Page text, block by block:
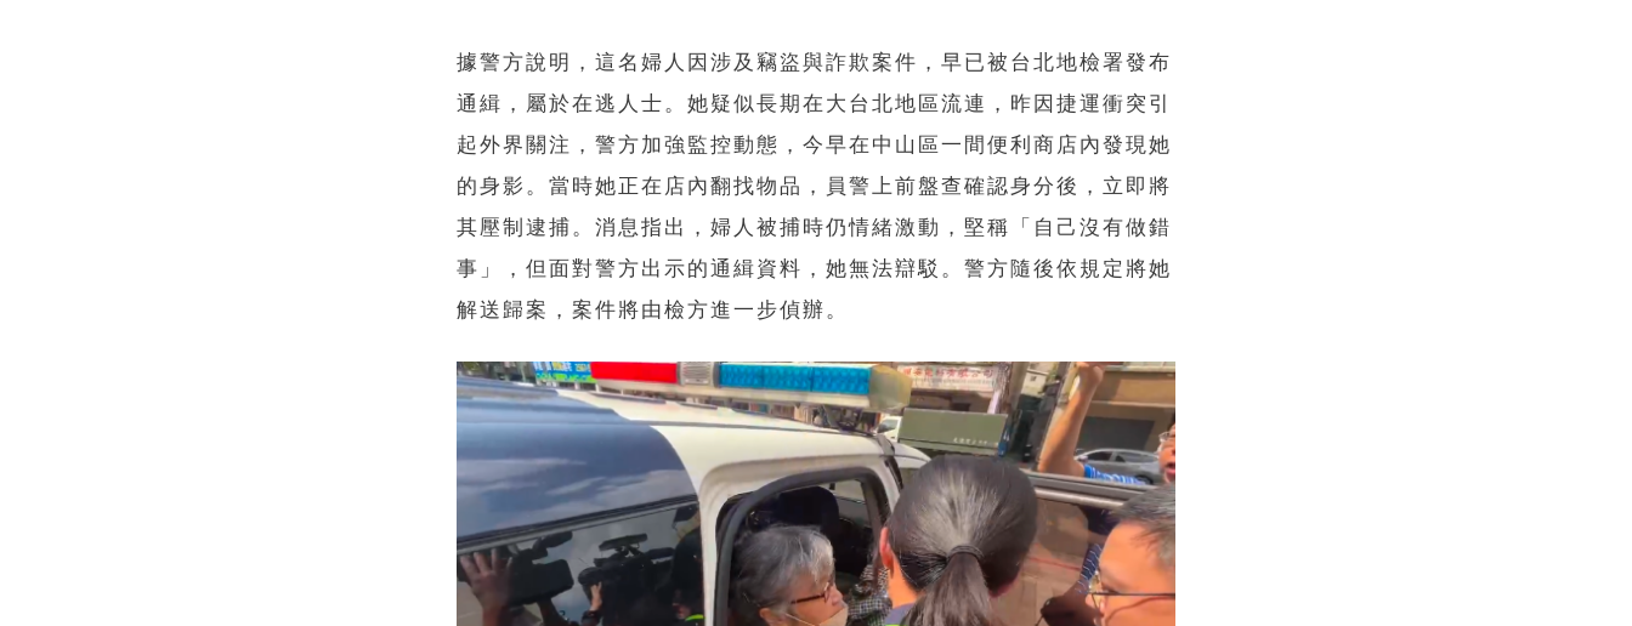
據警方說明，這名婦人因涉及竊盜與詐欺案件，早已被台北地檢署發布
通緝，屬於在逃人士。她疑似長期在大台北地區流連，昨因捷運衝突引
起外界關注，警方加強監控動態，今早在中山區一間便利商店內發現她
的身影。當時她正在店內翻找物品，員警上前盤查確認身分後，立即將
其壓制逮捕。消息指出，婦人被捕時仍情緒激動，堅稱「自己沒有做錯
事」，但面對警方出示的通緝資料，她無法辯駁。警方隨後依規定將她
解送歸案，案件將由檢方進一步偵辦。